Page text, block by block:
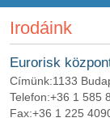
Irodáink
Eurorisk
Címünk:1133
Telefon:+36 1 585
Fax:+36 1 225